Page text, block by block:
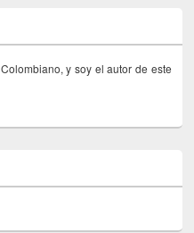
y soy el autor de este